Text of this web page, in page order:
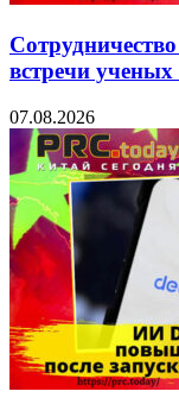
встречи
07.08.2026